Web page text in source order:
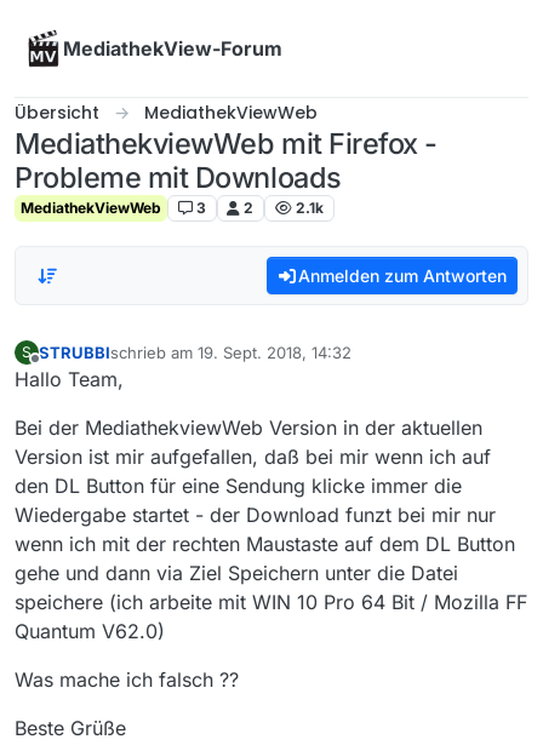
MediathekView-Forum
Übersicht MediathekViewWeb
MediathekviewWeb mit Firefox -
Probleme mit Downloads
MediathekViewWeb 3 2 2.1k
Anmelden zum Antworten
S
Offline
STRUBBIschrieb am 19. Sept. 2018, 14:32
zuletzt editiert von
Hallo Team,
Bei der MediathekviewWeb Version in der aktuellen
Version ist mir aufgefallen, daß bei mir wenn ich auf
den DL Button für eine Sendung klicke immer die
Wiedergabe startet - der Download funzt bei mir nur
wenn ich mit der rechten Maustaste auf dem DL Button
gehe und dann via Ziel Speichern unter die Datei
speichere (ich arbeite mit WIN 10 Pro 64 Bit / Mozilla FF
Quantum V62.0)
Was mache ich falsch ??
Beste Grüße